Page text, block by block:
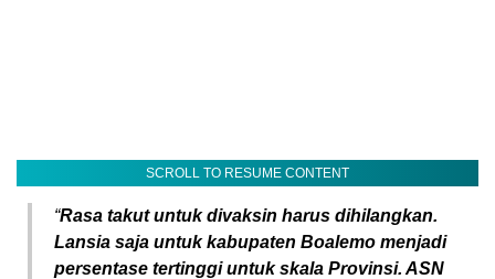
SCROLL TO RESUME CONTENT
“Rasa takut untuk divaksin harus dihilangkan.
Lansia saja untuk kabupaten Boalemo menjadi
persentase tertinggi untuk skala Provinsi. ASN